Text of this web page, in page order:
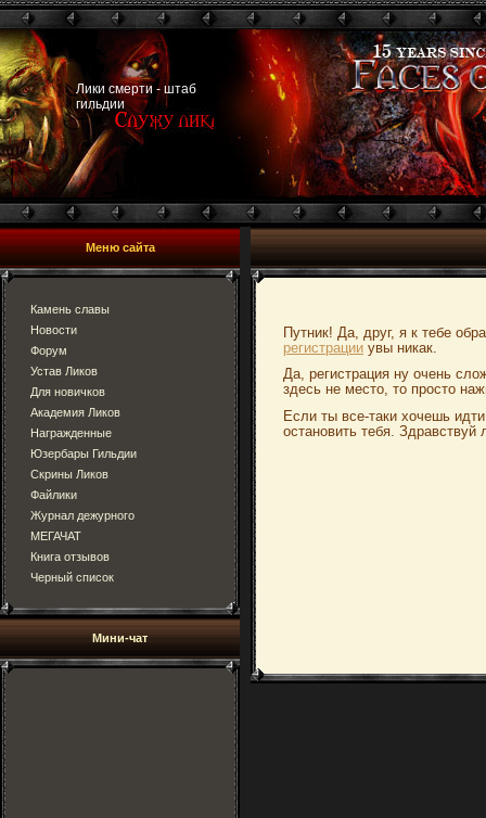
Лики смерти - штаб
гильдии
Меню сайта
Камень славы
Новости
Форум
Устав Ликов
Для новичков
Академия Ликов
Награжденные
Юзербары Гильдии
Скрины Ликов
Файлики
Журнал дежурного
МЕГАЧАТ
Книга отзывов
Черный список
Мини-чат
Путник! Да, друг, я к тебе
регистрации увы никак.
Да, регистрация ну очень
здесь не место, то просто
Если ты все-таки хочешь
остановить тебя.